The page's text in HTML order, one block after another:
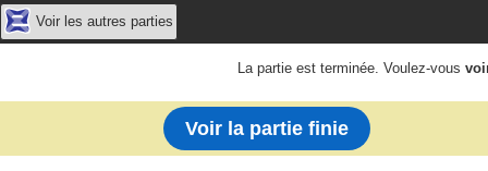
Voir les autres parties
La partie est terminée. Voulez-vous
Voir la partie finie